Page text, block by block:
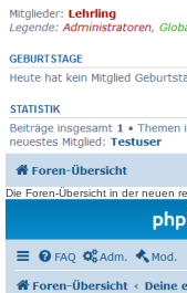
Die Foren-Übersicht in der neuen